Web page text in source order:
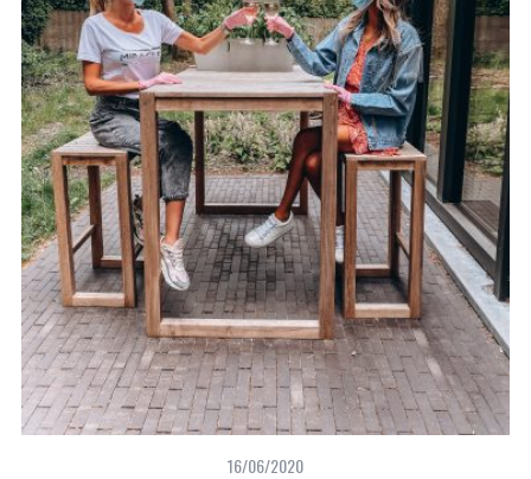
16/06/2020